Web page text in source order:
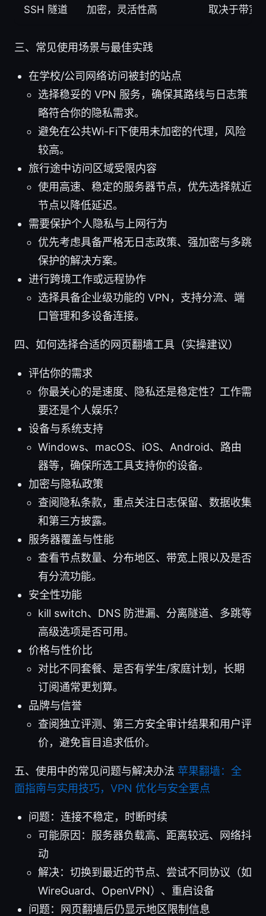
SSH 隧道 加密，灵活性高 取决于带宽
三、常见使用场景与最佳实践
在学校/公司网络访问被封的站点
选择稳妥的 VPN 服务，确保其路线与日志策
略符合你的隐私需求。
避免在公共Wi-Fi下使用未加密的代理，风险
较高。
旅行途中访问区域受限内容
使用高速、稳定的服务器节点，优先选择就近
节点以降低延迟。
需要保护个人隐私与上网行为
优先考虑具备严格无日志政策、强加密与多跳
保护的解决方案。
进行跨境工作或远程协作
选择具备企业级功能的 VPN，支持分流、端
口管理和多设备连接。
四、如何选择合适的网页翻墙工具（实操建议）
评估你的需求
你最关心的是速度、隐私还是稳定性？工作需
要还是个人娱乐？
设备与系统支持
Windows、macOS、iOS、Android、路由
器等，确保所选工具支持你的设备。
加密与隐私政策
查阅隐私条款，重点关注日志保留、数据收集
和第三方披露。
服务器覆盖与性能
查看节点数量、分布地区、带宽上限以及是否
有分流功能。
安全性功能
kill switch、DNS 防泄漏、分离隧道、多跳等
高级选项是否可用。
价格与性价比
对比不同套餐、是否有学生/家庭计划，长期
订阅通常更划算。
品牌与信誉
查阅独立评测、第三方安全审计结果和用户评
价，避免盲目追求低价。
五、使用中的常见问题与解决办法 苹果翻墙：全
面指南与实用技巧，VPN 优化与安全要点
问题：连接不稳定，时断时续
可能原因：服务器负载高、距离较远、网络抖
动
解决：切换到最近的节点、尝试不同协议（如
WireGuard、OpenVPN）、重启设备
问题：网页翻墙后仍显示地区限制信息